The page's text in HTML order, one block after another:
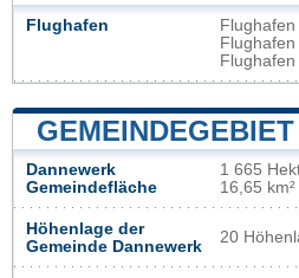
Flughafen Flughafen
Flughafen
Dannewerk
Gemeindefläche
1 665
16,65 km²
Höhenlage der
Gemeinde Dannewerk
20